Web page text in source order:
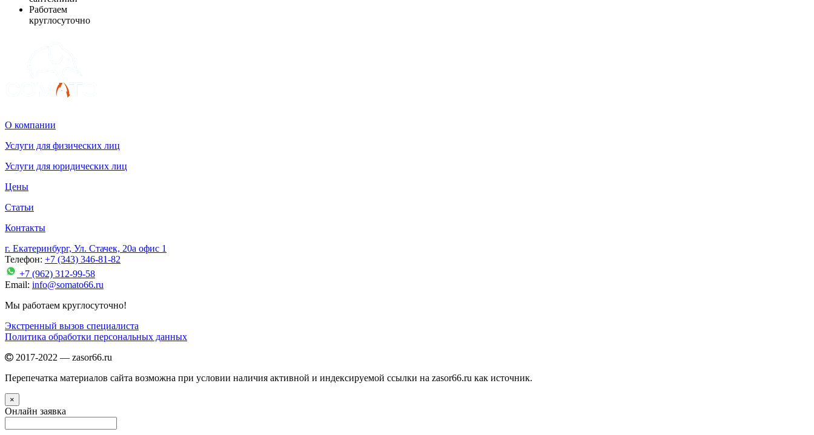
Работаем
круглосуточно
О компании
Услуги для физических лиц
Услуги для юридических лиц
Цены
Статьи
Контакты
г. Екатеринбург, Ул. Стачек, 20а офис 1
Телефон: +7 (343) 346-81-82
+7 (962) 312-99-58
Email: info@somato66.ru
Мы работаем круглосуточно!
Экстренный вызов специалиста
Политика обработки персональных данных
2017-2022 — zasor66.ru
Перепечатка материалов сайта возможна при условии наличия активной и индексируемой ссылки на zasor66.ru как источник.
×
Онлайн заявка